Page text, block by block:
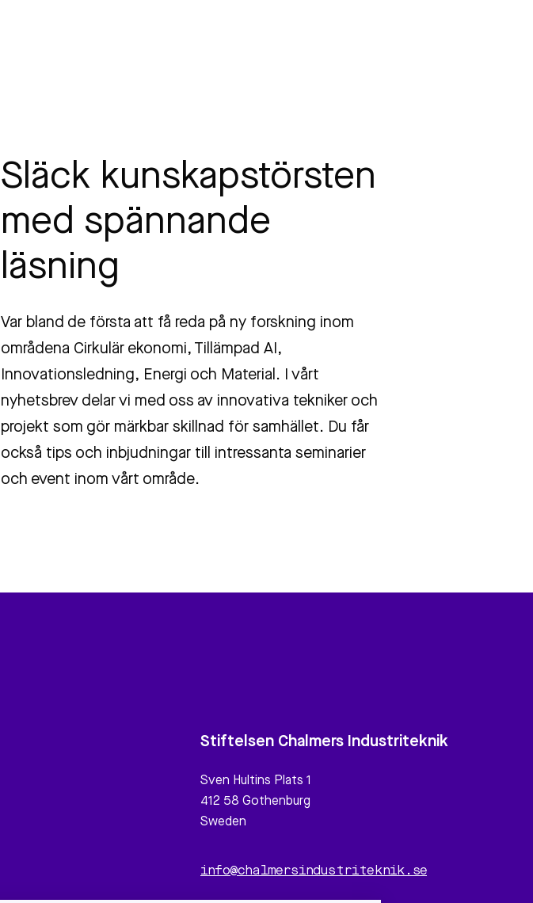
Släck kunskapstörsten
med spännande
läsning
Var bland de första att få reda på ny forskning inom
områdena Cirkulär ekonomi, Tillämpad AI,
Innovationsledning, Energi och Material. I vårt
nyhetsbrev delar vi med oss av innovativa tekniker och
projekt som gör märkbar skillnad för samhället. Du får
också tips och inbjudningar till intressanta seminarier
och event inom vårt område.
Stiftelsen Chalmers Industriteknik
Sven Hultins Plats 1
412 58 Gothenburg
Sweden
info@chalmersindustriteknik.se